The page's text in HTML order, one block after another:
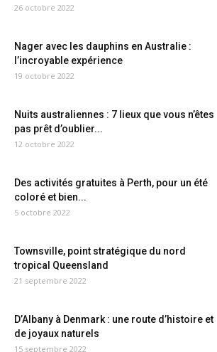
26 octobre 2022
Nager avec les dauphins en Australie :
l’incroyable expérience
19 octobre 2022
Nuits australiennes : 7 lieux que vous n’êtes
pas prêt d’oublier...
12 octobre 2022
Des activités gratuites à Perth, pour un été
coloré et bien...
5 octobre 2022
Townsville, point stratégique du nord
tropical Queensland
21 septembre 2022
D’Albany à Denmark : une route d’histoire et
de joyaux naturels
15 septembre 2022